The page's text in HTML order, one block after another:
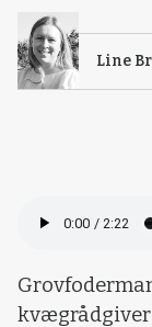
Line
kvægrådgiver